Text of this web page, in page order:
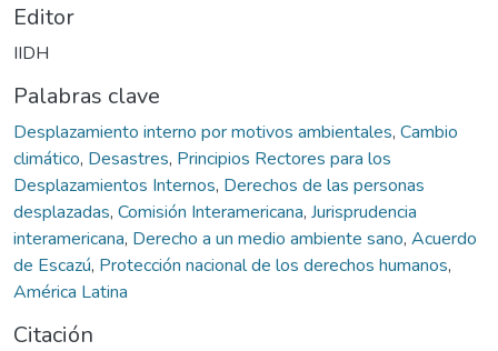
Editor
IIDH
Palabras clave
Desplazamiento interno por motivos ambientales, Cambio
climático, Desastres, Principios Rectores para los
Desplazamientos Internos, Derechos de las personas
desplazadas, Comisión Interamericana, Jurisprudencia
interamericana, Derecho a un medio ambiente sano, Acuerdo
de Escazú, Protección nacional de los derechos humanos,
América Latina
Citación